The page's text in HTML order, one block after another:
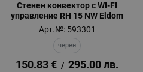
Стенен конвектор с WI-FI
управление RH 15 NW Eldom
Арт.№: 593301
черен
150.83 € / 295.00 лв.